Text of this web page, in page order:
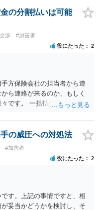
討できる場合がありますの
護士に個別に相談すること
ら届いている示談金額の提
治療開始日及び治療終了日
っているか ・叔母様ご本人
事故で利用できる弁護士費
母様ご本人となりますの
本人の依頼意思等を確認す
疎通が難しいとのことです
頼意思の確認方法等を検討
の分割払いは可能
渉 #加害者
役にたった 2
方保険会社の担当者から連
ら連絡が来るのか、もしく
です。 一括払いや分割払い
、和解は可能です。 他方で
す。 今後の見通しを知る為
務所で相談だけでもされる
の威圧への対処法
#加害者
役にたった 2
す。上記の事情ですと、相
妥当かどうかを検討し、そ